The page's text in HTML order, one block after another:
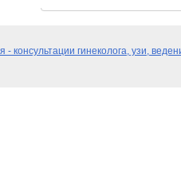
- консультации гинеколога, узи,